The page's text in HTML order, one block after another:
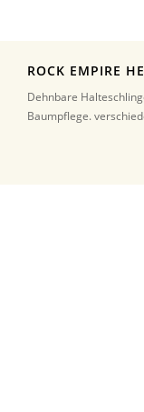
ROCK EMPIRE
Dehnbare
Baumpflege.